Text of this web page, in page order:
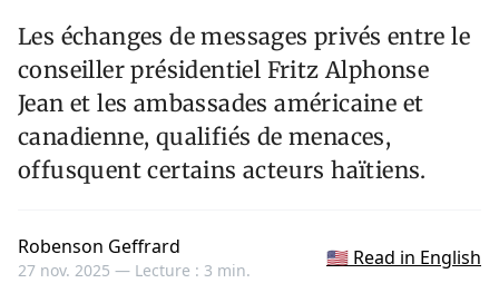
Les échanges de messages privés entre le
conseiller présidentiel Fritz Alphonse
Jean et les ambassades américaine et
canadienne, qualifiés de menaces,
offusquent certains acteurs haïtiens.
Robenson Geffrard
27 nov. 2025 — Lecture : 3 min.
🇺🇸 Read in English